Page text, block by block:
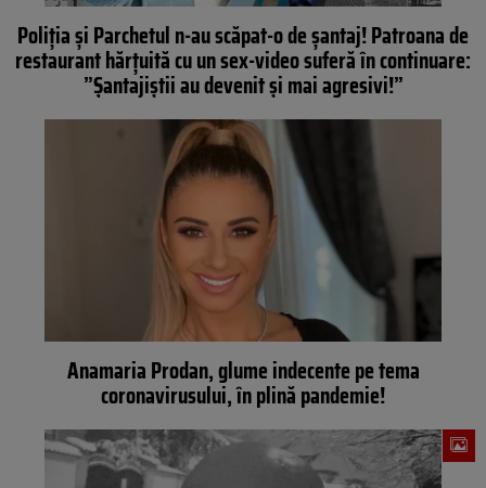
Poliția și Parchetul n-au scăpat-o de șantaj! Patroana de
restaurant hărțuită cu un sex-video suferă în continuare:
”Șantajiștii au devenit și mai agresivi!”
Anamaria Prodan, glume indecente pe tema
coronavirusului, în plină pandemie!